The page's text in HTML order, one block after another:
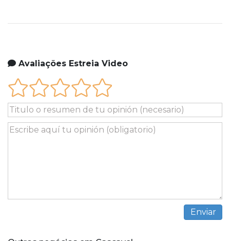
Avaliações Estreia Video